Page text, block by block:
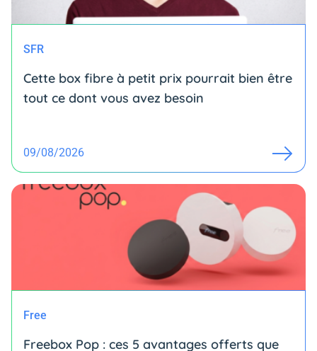
SFR
Cette box fibre à petit prix pourrait bien être
tout ce dont vous avez besoin
09/08/2026
Free
Freebox Pop : ces 5 avantages offerts que